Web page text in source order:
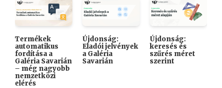
Termékek
automatikus
fordítása a
Galéria Savarián
– még nagyobb
nemzetközi
elérés
Újdonság:
Eladói jelvények
a Galéria
Savarián
Újdonság:
keresés és
szűrés méret
szerint